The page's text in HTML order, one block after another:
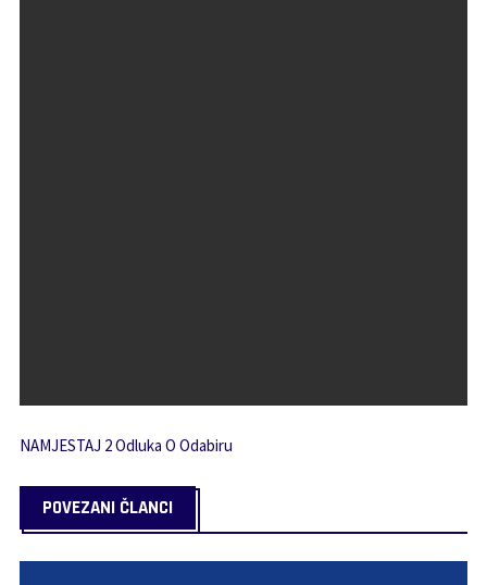
NAMJESTAJ 2 Odluka O Odabiru
POVEZANI ČLANCI